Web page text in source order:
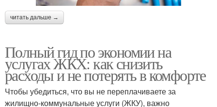
читать дальше →
Полный гид по экономии на
услугах ЖКХ: как снизить
расходы и не потерять в комфорте
Чтобы убедиться, что вы не переплачиваете за
жилищно-коммунальные услуги (ЖКУ), важно